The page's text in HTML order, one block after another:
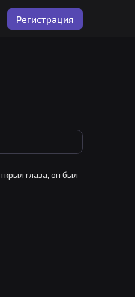
Регистрация
глаза, он был